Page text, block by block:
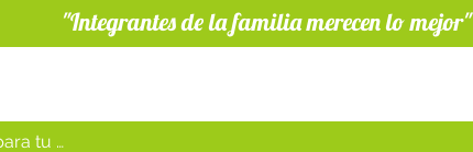
"Integrantes de la familia merecen lo mejor"